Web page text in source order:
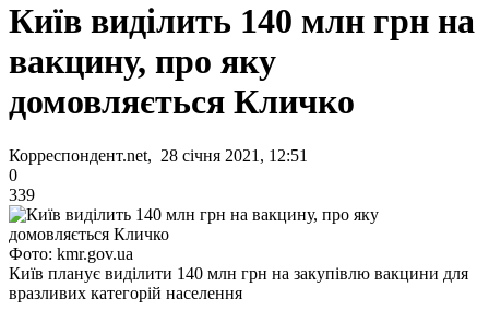
Київ виділить 140 млн грн на
вакцину, про яку
домовляється Кличко
Корреспондент.net, 28 січня 2021, 12:51
0
339
Фото: kmr.gov.ua
Київ планує виділити 140 млн грн на закупівлю вакцини для
вразливих категорій населення